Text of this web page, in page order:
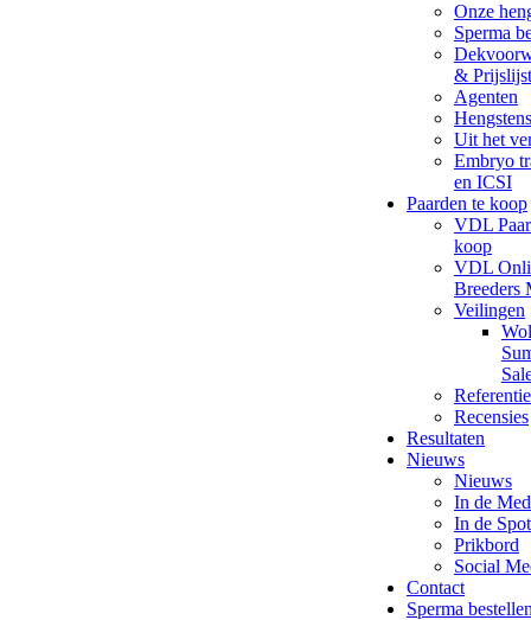
Onze
Sperma
& Prijslijst
Agenten
Uit het
Embryo
en ICSI
Paarden te koop
VDL
koop
VDL
Breeders
Veilingen
Recensies
Resultaten
Nieuws
Nieuws
In de
In de
Prikbord
Social
Contact
Sperma